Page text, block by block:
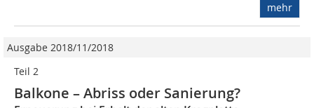
mehr
Ausgabe 2018/11/2018
Teil 2
Balkone – Abriss oder Sanierung?